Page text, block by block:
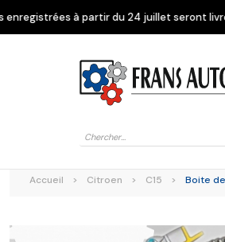
24 juillet seront livrées à partir du 19
Recherche
produits
Accueil > Citroen > C15 > Boite